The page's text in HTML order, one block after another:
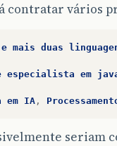
contratar vários
e mais duas
especialista em
em IA ,
seriam